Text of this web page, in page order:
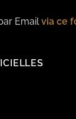
Emailvia ce